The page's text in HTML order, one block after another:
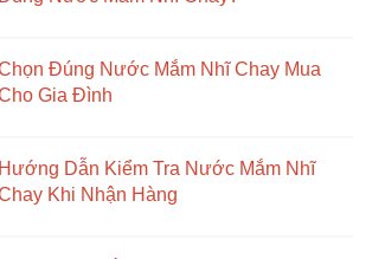
Đúng Nước Mắm Nhĩ Chay Mua
Gia Đình
Hướng Dẫn Kiểm Tra Nước Mắm Nhĩ
Khi Nhận Hàng